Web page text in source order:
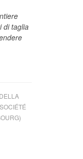
di taglia